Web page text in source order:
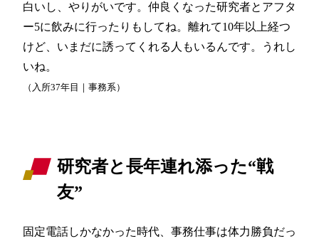
白いし、やりがいです。仲良くなった研究者とアフタ
ー5に飲みに行ったりもしてね。離れて10年以上経つ
けど、いまだに誘ってくれる人もいるんです。うれし
いね。
（入所37年目｜事務系）
研究者と長年連れ添った“戦
友”
固定電話しかなかった時代、事務仕事は体力勝負だっ